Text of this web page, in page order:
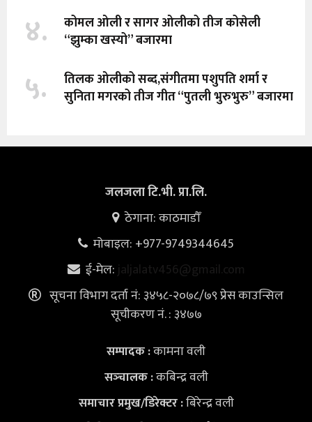
४.
कोमल ओली र सागर ओलीको तीज कोसेली
“झुम्का खस्यो” बजारमा
५.
तिलक ओलीको सब्द,संगीतमा पशुपति शर्मा र
सुनिता मगरको तीज गीत “पुतली भुरुभुरु” बजारमा
जलजला टि.भी. प्रा.लि.
ठेगाना: काठमाडौँ
मोबाइल: +977-9749344645
ई-मेल: jaljalatv456@gmail.com
सूचना विभाग दर्ता नं: ३४५८-२०७८/७९ प्रेस काउन्सिल
सूचीकरण नं. : ३४७७
सम्पादक :कामना वली
सञ्‍चालक :कबिन्द्र वली
समाचार प्रमुख/डिरेक्टर :बिरेन्द्र वली